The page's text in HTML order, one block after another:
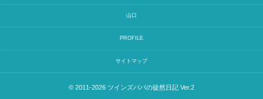
山口
PROFILE
サイトマップ
© 2011-2026 ツインズパパの徒然日記 Ver.2